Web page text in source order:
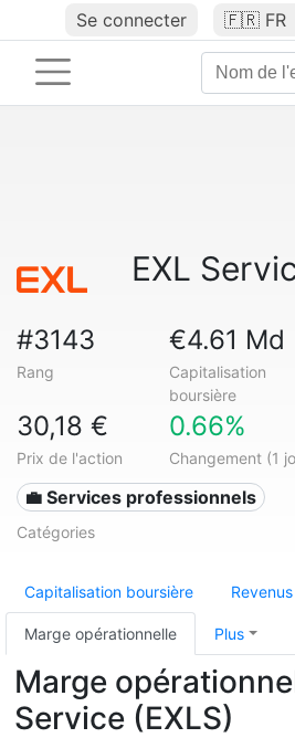
Se connecter 🇫🇷 FR
EXL
#3143
Rang
€4.61 Md
Capitalisation
boursière
30,18 €
Prix de l'action
0.66%
Changement (1
💼 Services professionnels
Catégories
Capitalisation boursière Revenus
Marge opérationnelle Plus
Marge
Service (EXLS)